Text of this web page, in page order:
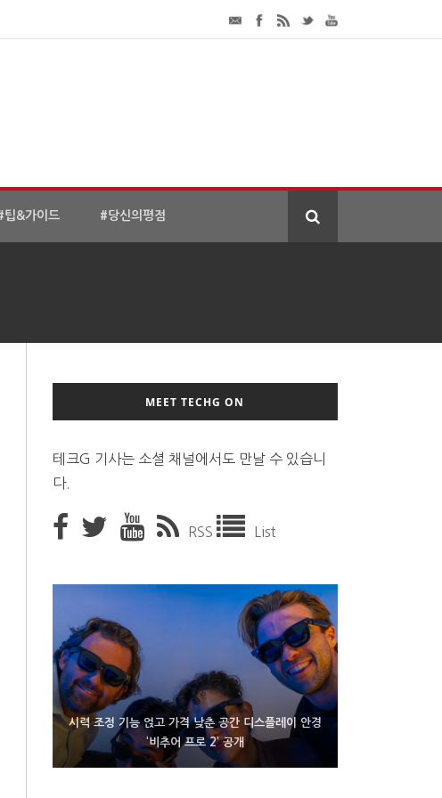
팁&가이드 #당신의평점
MEET TECHG ON
테크G 기사는 소셜 채널에서도 만날 수 있습니
다.
RSS List
시력 조정 기능 얹고 가격 낮춘 공간 디스플레이 안경
‘비추어 프로 2’ 공개
D램 부족에 10억달러어치 아이폰18 프로세서 패키징
대기 중
300~400달러 반지형 스피커 준비하는 오픈AI